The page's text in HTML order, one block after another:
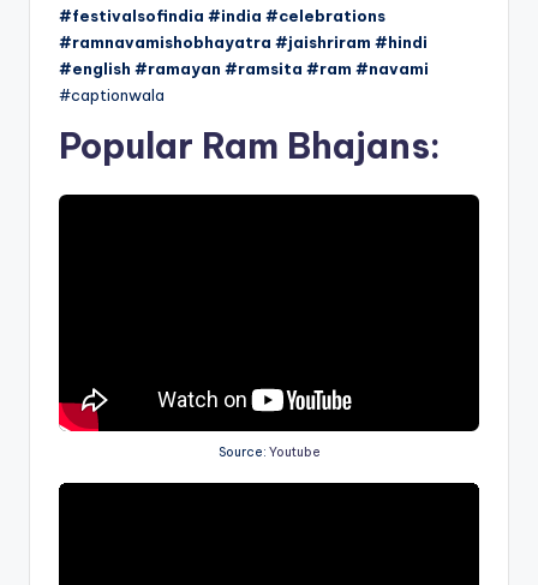
#festivalsofindia #india #celebrations
#ramnavamishobhayatra #jaishriram #hindi
#english #ramayan #ramsita #ram #navami
#captionwala
Popular Ram Bhajans:
Source: Youtube